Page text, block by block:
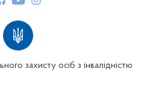
захисту осіб з інвалідністю